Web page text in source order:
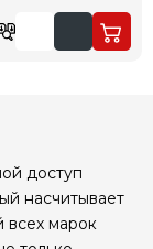
доступ
насчитывает
марок